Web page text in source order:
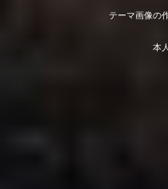
在庫が無いため・・・キャベ
私の記憶が確かなら・・・（
が溶け出たスープと、麺にか
脂、大豆食物繊維）、スープ
テーマ画像の
本